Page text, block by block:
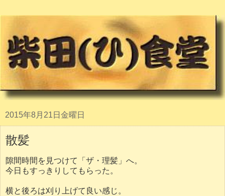
2015年8月21日金曜日
散髪
隙間時間を見つけて「ザ・理髪」へ。
今日もすっきりしてもらった。
横と後ろは刈り上げて良い感じ。